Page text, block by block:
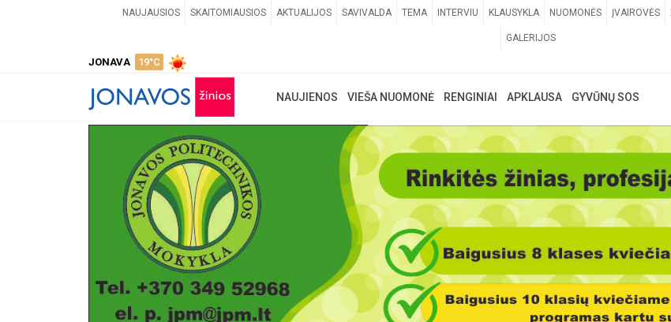
NAUJAUSIOS SKAITOMIAUSIOS AKTUALIJOS SAVIVALDA TEMA INTERVIU KLAUSYKLA NUOMONĖS ĮVAIROVĖS
GALERIJOS
JONAVA 19°C
NAUJIENOS VIEŠA NUOMONĖ RENGINIAI APKLAUSA GYVŪNŲ SOS